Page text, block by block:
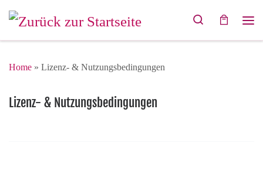
Zum Inhalt springen
Search
Home » Lizenz- & Nutzungsbedingungen
Lizenz- & Nutzungsbedingungen